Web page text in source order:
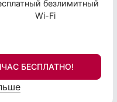
безлимитный
Wi-Fi
БЕСПЛАТНО!